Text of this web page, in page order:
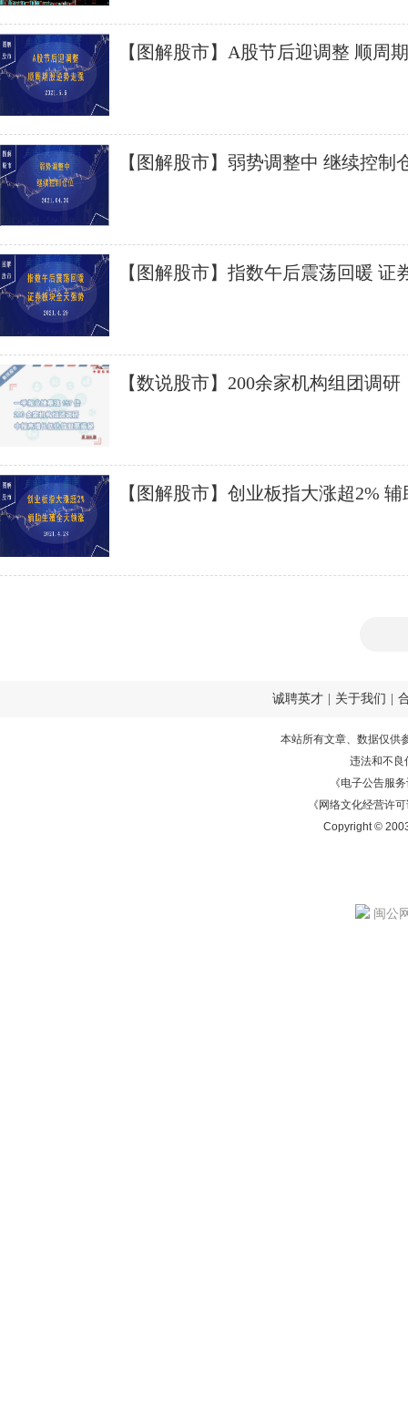
【图解股市】A股节后迎调整 顺周
【图解股市】弱势调整中 继续控制
【图解股市】指数午后震荡回暖 证
【数说股市】200余家机构组团调
【图解股市】创业板指大涨超2%
诚聘英才 关于我们
本站所有文章、数据仅供
违法和不良
《电子公告服务
《网络文化经营许
Copyright ©
闽公